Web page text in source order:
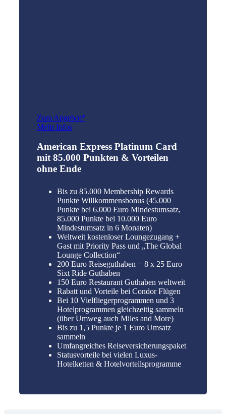
Zum Angebot*
Mehr Infos
American Express Platinum Card
mit 85.000 Punkten & Vorteilen
ohne Ende
Bis zu 85.000 Membership Rewards
Punkte Willkommensbonus (45.000
Punkte bei 6.000 Euro Mindestumsatz,
85.000 Punkte bei 10.000 Euro
Mindestumsatz in 6 Monaten)
Weltweit kostenloser Loungezugang +
Gast mit Priority Pass und „The Global
Lounge Collection“
200 Euro Reiseguthaben + 8 x 25 Euro
Sixt Ride Guthaben
150 Euro Restaurant Guthaben weltweit
Rabatt und Vorteile bei Condor Flügen
Bei 10 Vielfliegerprogrammen und 3
Hotelprogrammen gleichzeitig sammeln
(über Umweg auch Miles and More)
Bis zu 1,5 Punkte je 1 Euro Umsatz
sammeln
Umfangreiches Reiseversicherungspaket
Statusvorteile bei vielen Luxus-
Hotelketten & Hotelvorteilsprogramme